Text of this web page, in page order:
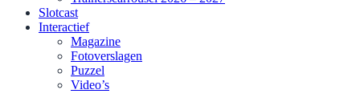
Slotcast
Interactief
Magazine
Fotoverslagen
Puzzel
Video’s